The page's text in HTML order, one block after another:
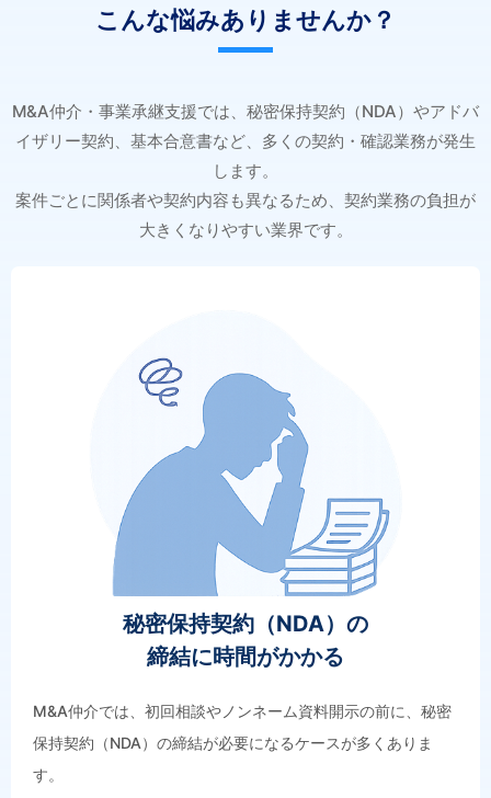
こんな悩みありませんか？
M&A仲介・事業承継支援では、秘密保持契約（NDA）やアドバ
イザリー契約、基本合意書など、多くの契約・確認業務が発生
します。
案件ごとに関係者や契約内容も異なるため、契約業務の負担が
大きくなりやすい業界です。
秘密保持契約（NDA）の
締結に時間がかかる
M&A仲介では、初回相談やノンネーム資料開示の前に、秘密
保持契約（NDA）の締結が必要になるケースが多くありま
す。